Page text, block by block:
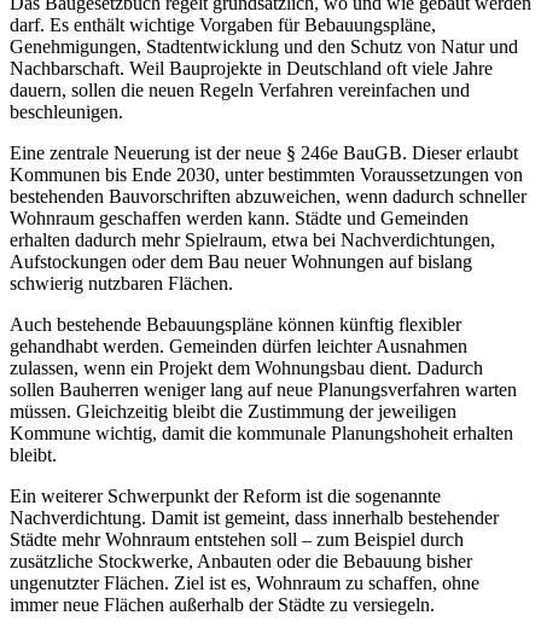
darf. Es enthält wichtige Vorgaben für Bebauungspläne,
Genehmigungen, Stadtentwicklung und den Schutz von Natur und
Nachbarschaft. Weil Bauprojekte in Deutschland oft viele Jahre
dauern, sollen die neuen Regeln Verfahren vereinfachen und
beschleunigen.
Eine zentrale Neuerung ist der neue § 246e BauGB. Dieser erlaubt
Kommunen bis Ende 2030, unter bestimmten Voraussetzungen von
bestehenden Bauvorschriften abzuweichen, wenn dadurch schneller
Wohnraum geschaffen werden kann. Städte und Gemeinden
erhalten dadurch mehr Spielraum, etwa bei Nachverdichtungen,
Aufstockungen oder dem Bau neuer Wohnungen auf bislang
schwierig nutzbaren Flächen.
Auch bestehende Bebauungspläne können künftig flexibler
gehandhabt werden. Gemeinden dürfen leichter Ausnahmen
zulassen, wenn ein Projekt dem Wohnungsbau dient. Dadurch
sollen Bauherren weniger lang auf neue Planungsverfahren warten
müssen. Gleichzeitig bleibt die Zustimmung der jeweiligen
Kommune wichtig, damit die kommunale Planungshoheit erhalten
bleibt.
Ein weiterer Schwerpunkt der Reform ist die sogenannte
Nachverdichtung. Damit ist gemeint, dass innerhalb bestehender
Städte mehr Wohnraum entstehen soll – zum Beispiel durch
zusätzliche Stockwerke, Anbauten oder die Bebauung bisher
ungenutzter Flächen. Ziel ist es, Wohnraum zu schaffen, ohne
immer neue Flächen außerhalb der Städte zu versiegeln.